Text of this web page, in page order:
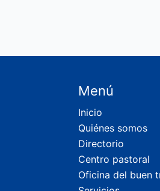
Menú
Inicio
Quiénes somos
Directorio
Centro pastoral
Oficina del buen